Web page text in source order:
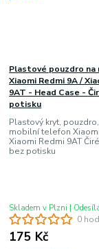
0
Plastové pouzdro na
Xiaomi Redmi 9A /
9AT - Head Case -
potisku
Plastový kryt,
mobilní telefon
Xiaomi Redmi 9AT
bez potisku
175 Kč
Skladem v Plzni |